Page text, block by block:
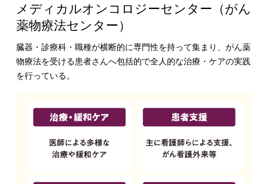
メディカルオンコロジーセンター（がん
薬物療法センター）
臓器・診療科・職種が横断的に専門性を持って集まり、がん薬
物療法を受ける患者さんへ包括的で全人的な治療・ケアの実践
を行っている。